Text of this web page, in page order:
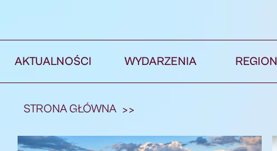
AKTUALNOŚCI WYDARZENIA REGION
STRONA GŁÓWNA >>